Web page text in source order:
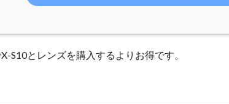
S10とレンズを購入するよりお得です。